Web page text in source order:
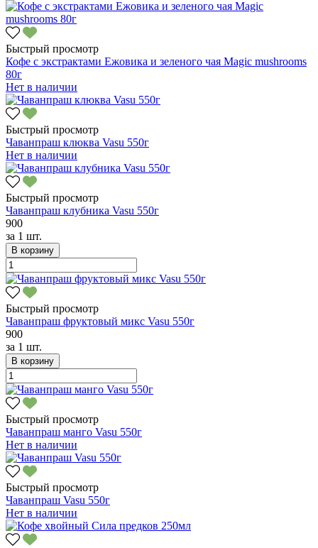
Быстрый просмотр
Кофе с экстрактами Ежовика и зеленого чая Magic mushrooms
80г
Нет в наличии
Быстрый просмотр
Чаванпраш клюква Vasu 550г
Нет в наличии
Быстрый просмотр
Чаванпраш клубника Vasu 550г
900
за 1 шт.
В корзину
Быстрый просмотр
Чаванпраш фруктовый микс Vasu 550г
900
за 1 шт.
В корзину
Быстрый просмотр
Чаванпраш манго Vasu 550г
Нет в наличии
Быстрый просмотр
Чаванпраш Vasu 550г
Нет в наличии